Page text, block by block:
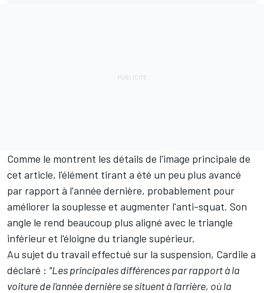
Comme le montrent les détails de l'image principale de
cet article, l'élément tirant a été un peu plus avancé
par rapport à l'année dernière, probablement pour
améliorer la souplesse et augmenter l'anti-squat. Son
angle le rend beaucoup plus aligné avec le triangle
inférieur et l'éloigne du triangle supérieur.
Au sujet du travail effectué sur la suspension, Cardile a
déclaré : "Les principales différences par rapport à la
voiture de l'année dernière se situent à l'arrière, où la